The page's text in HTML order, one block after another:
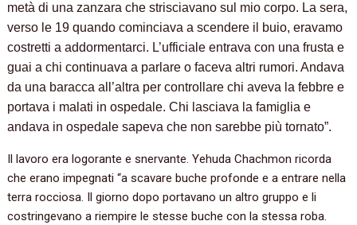
metà di una zanzara che strisciavano sul mio corpo. La sera,
verso le 19 quando cominciava a scendere il buio, eravamo
costretti a addormentarci. L’ufficiale entrava con una frusta e
guai a chi continuava a parlare o faceva altri rumori. Andava
da una baracca all’altra per controllare chi aveva la febbre e
portava i malati in ospedale. Chi lasciava la famiglia e
andava in ospedale sapeva che non sarebbe più tornato”.
Il lavoro era logorante e snervante. Yehuda Chachmon ricorda
che erano impegnati “a scavare buche profonde e a entrare nella
terra rocciosa. Il giorno dopo portavano un altro gruppo e li
costringevano a riempire le stesse buche con la stessa roba.